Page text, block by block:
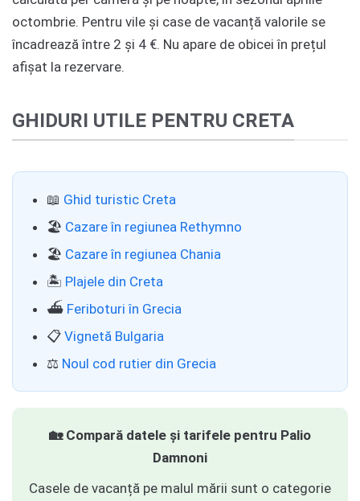
octombrie. Pentru vile și case de vacanță valorile se
încadrează între 2 și 4 €. Nu apare de obicei în prețul
afișat la rezervare.
GHIDURI UTILE PENTRU CRETA
📖 Ghid turistic Creta
🏖️ Cazare în regiunea Rethymno
🏖️ Cazare în regiunea Chania
🏝️ Plajele din Creta
⛴️ Feriboturi în Grecia
📋Vignetă Bulgaria
⚖️ Noul cod rutier din Grecia
🏡 Compară datele și tarifele pentru Palio
Damnoni
Casele de vacanță pe malul mării sunt o categorie